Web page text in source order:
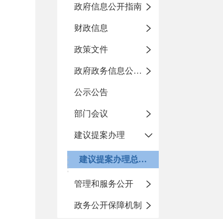
政府信息公开指南
财政信息
政策文件
政府政务信息公开目录
公示公告
部门会议
建议提案办理
建议提案办理总体情况
管理和服务公开
政务公开保障机制